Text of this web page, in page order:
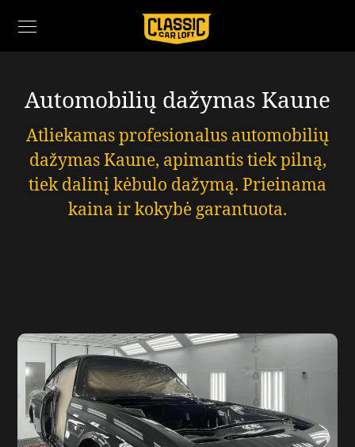
Automobilių dažymas Kaune
Atliekamas profesionalus automobilių
dažymas Kaune, apimantis tiek pilną,
tiek dalinį kėbulo dažymą. Prieinama
kaina ir kokybė garantuota.